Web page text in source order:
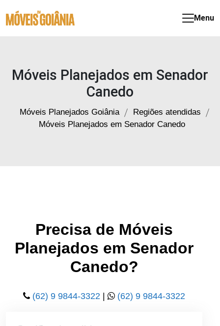
Planejados
Menu
Móveis Planejados em Senador
Canedo
Móveis Planejados Goiânia
Regiões atendidas
Móveis Planejados em Senador Canedo
Precisa de Móveis
Planejados em Senador
Canedo?
(62) 9 9844-3322 | (62) 9 9844-3322